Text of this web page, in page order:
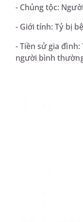
- Chủng tộc:
- Giới tính: Tỷ bị
- Tiền sử gia
người bình